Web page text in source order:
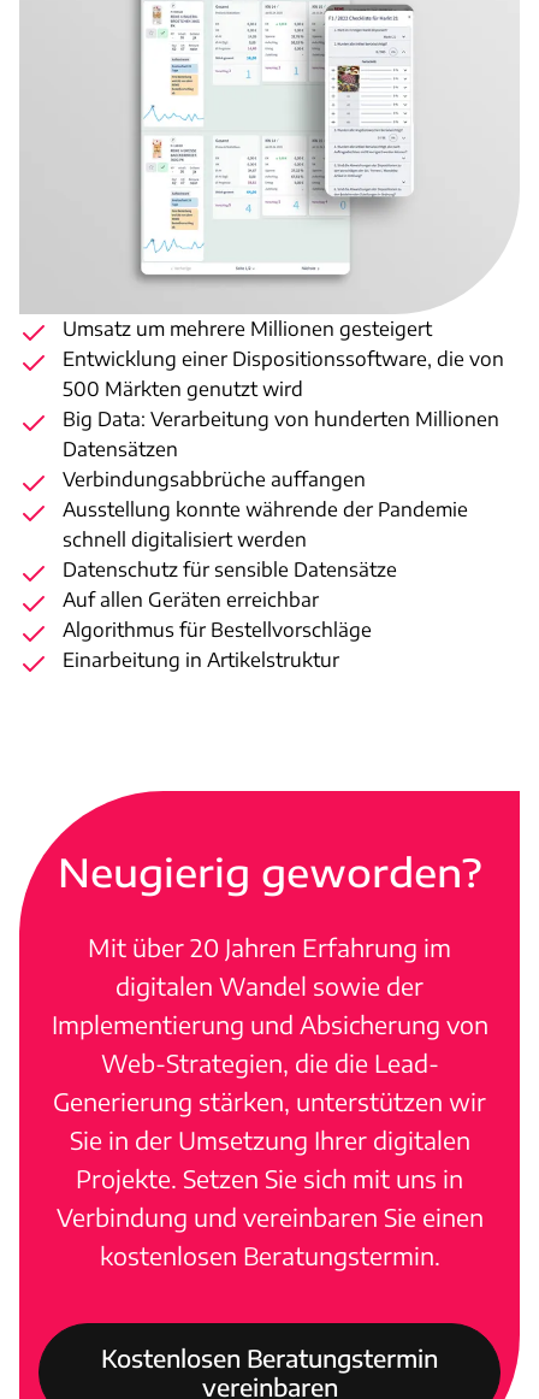
Umsatz um mehrere Millionen gesteigert
Entwicklung einer Dispositionssoftware, die von
500 Märkten genutzt wird
Big Data: Verarbeitung von hunderten Millionen
Datensätzen
Verbindungsabbrüche auffangen
Ausstellung konnte währende der Pandemie
schnell digitalisiert werden
Datenschutz für sensible Datensätze
Auf allen Geräten erreichbar
Algorithmus für Bestellvorschläge
Einarbeitung in Artikelstruktur
Neugierig geworden?
Mit über 20 Jahren Erfahrung im
digitalen Wandel sowie der
Implementierung und Absicherung von
Web-Strategien, die die Lead-
Generierung stärken, unterstützen wir
Sie in der Umsetzung Ihrer digitalen
Projekte. Setzen Sie sich mit uns in
Verbindung und vereinbaren Sie einen
kostenlosen Beratungstermin.
Kostenlosen Beratungstermin
vereinbaren